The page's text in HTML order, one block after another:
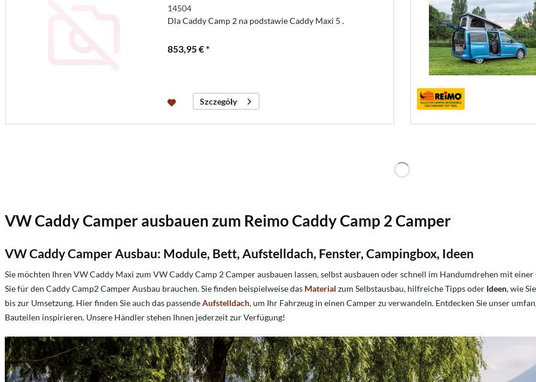
14504
Dla Caddy Camp 2 na podstawie Caddy Maxi 5 .
853,95 € *
Szczegóły
VW Caddy Camper ausbauen zum Reimo Caddy Camp 2 Camper
VW Caddy Camper Ausbau: Module, Bett, Aufstelldach, Fenster, Campingbox, Ideen
Sie möchten Ihren VW Caddy Maxi zum VW Caddy Camp 2 Camper ausbauen lassen, selbst ausbauen oder schnell im Handumdrehen mit
Sie für den Caddy Camp2 Camper Ausbau brauchen. Sie finden beispielweise das Material zum Selbstausbau, hilfreiche Tipps oder Ideen, wie
bis zur Umsetzung. Hier finden Sie auch das passendeAufstelldach, um Ihr Fahrzeug in einen Camper zu verwandeln. Entdecken Sie unser
Bauteilen inspirieren. Unsere Händler stehen Ihnen jederzeit zur Verfügung!